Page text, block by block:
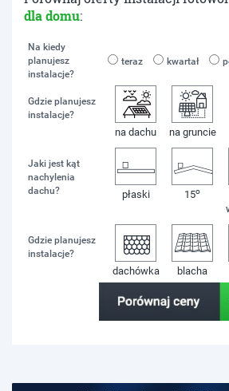
dla domu:
Na kiedy
planujesz
instalacje?
teraz kwartał
Gdzie planujesz
instalacje?
na dachu na gruncie
Jaki jest kąt
nachylenia
dachu?
płaski 15o
Gdzie planujesz
instalacje?
dachówka blacha